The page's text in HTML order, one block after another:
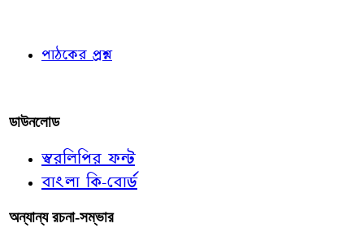
পাঠকের প্রশ্ন
ডাউনলোড
স্বরলিপির ফন্ট
বাংলা কি-বোর্ড
অন্যান্য রচনা-সম্ভার